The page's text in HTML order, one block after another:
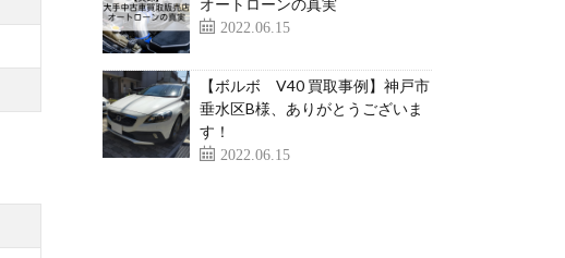
オートローンの真実
2022.06.15
【ボルボ V40 買取事例】神戸市
垂水区B様、ありがとうございま
す！
2022.06.15